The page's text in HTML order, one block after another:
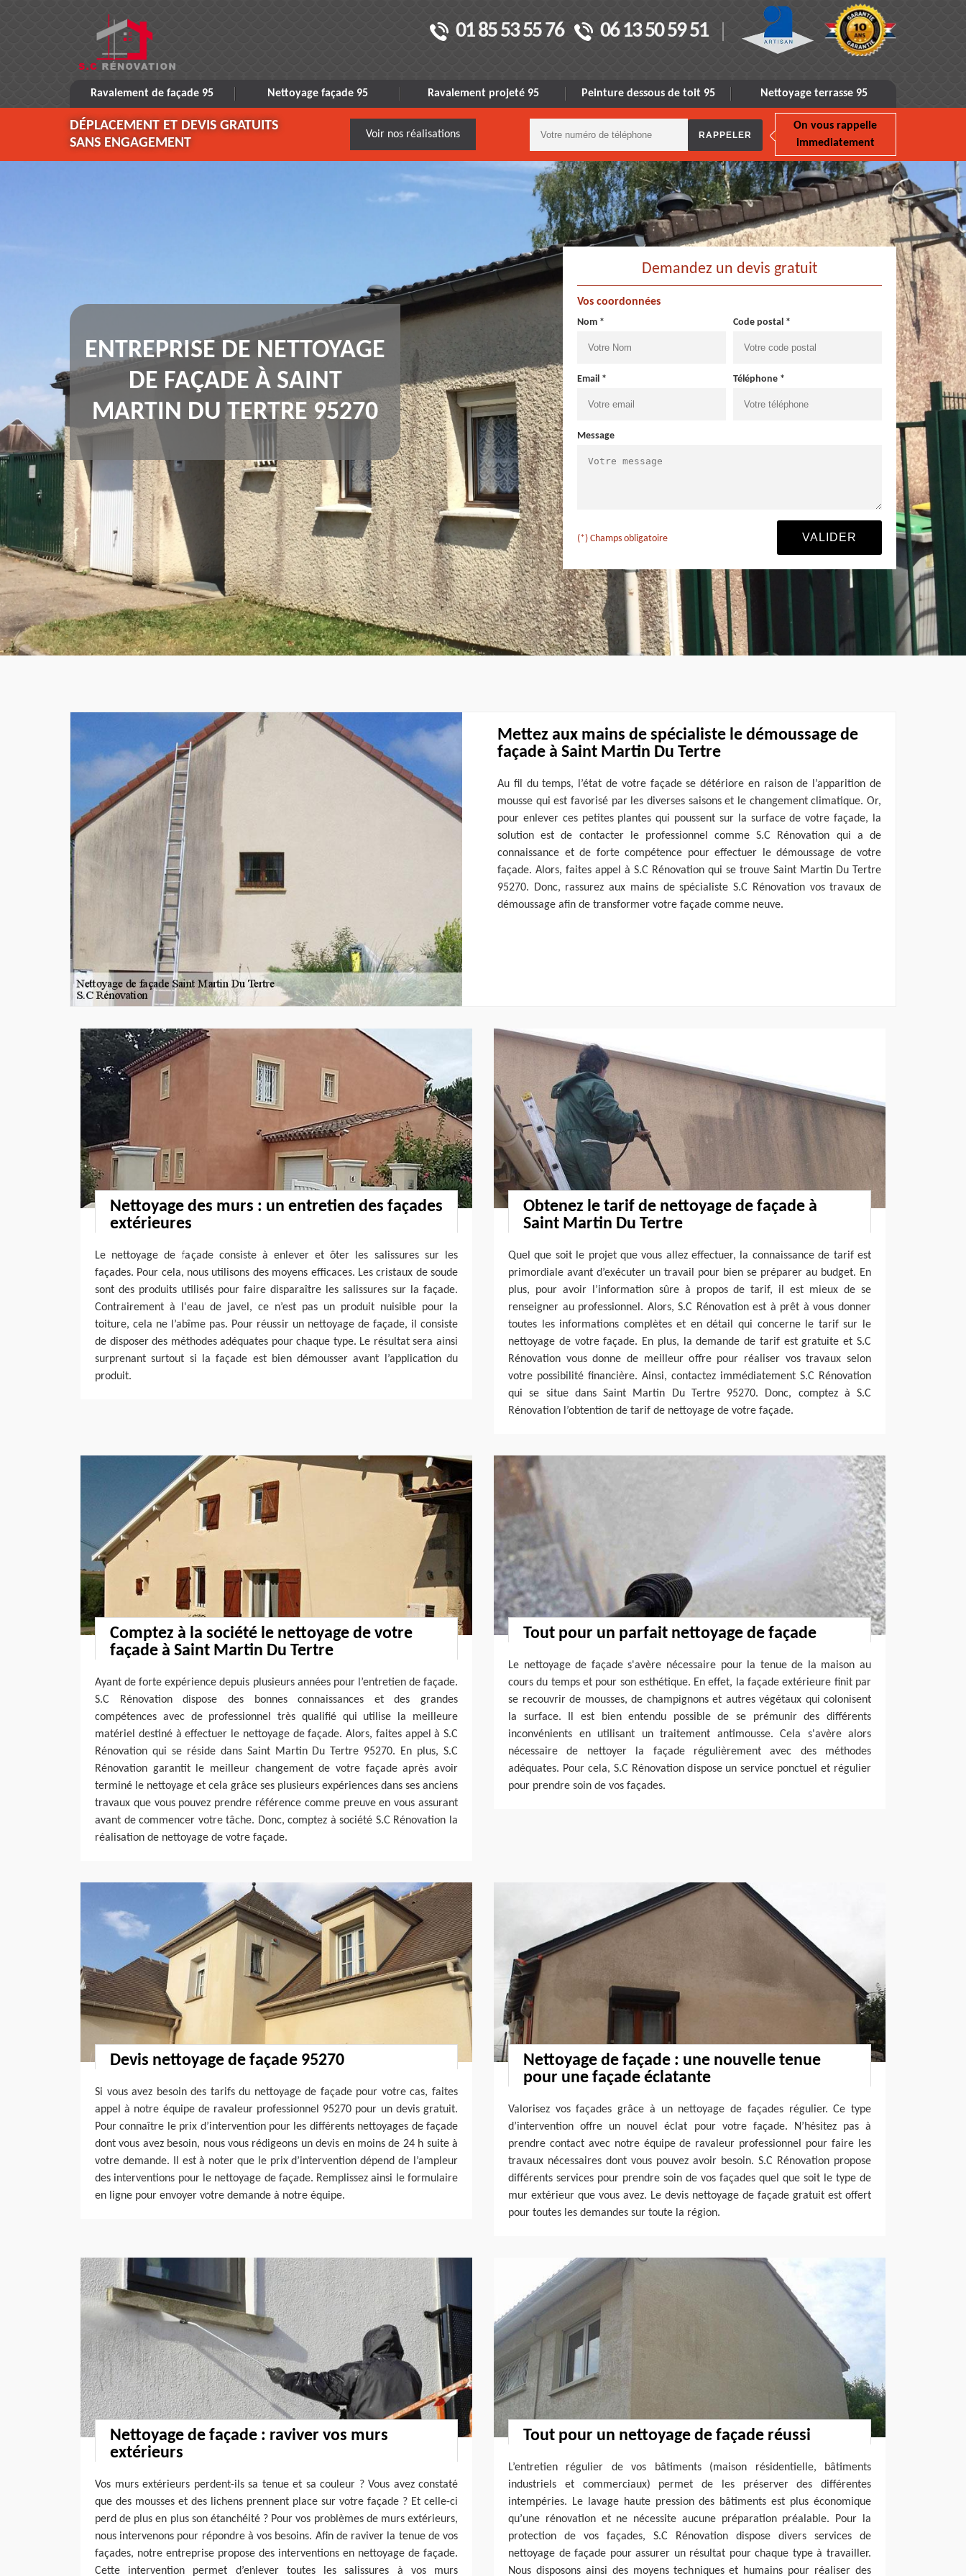
01 85 53 55 76 06 13 50 59 51
Ravalement de façade 95 Nettoyage façade 95 Ravalement projeté 95 Peinture dessous de toit 95 Nettoyage terrasse 95
DÉPLACEMENT ET DEVIS GRATUITS
SANS ENGAGEMENT
Voir nos réalisations
On vous rappelle
immediatement
ENTREPRISE DE NETTOYAGE
DE FAÇADE À SAINT
MARTIN DU TERTRE 95270
Demandez un devis gratuit
Vos coordonnées
Nom * Code postal *
Email * Téléphone *
Message
(*) Champs obligatoire
Mettez aux mains de spécialiste le démoussage de
façade à Saint Martin Du Tertre
Au fil du temps, l’état de votre façade se détériore en raison de l’apparition de
mousse qui est favorisé par les diverses saisons et le changement climatique. Or,
pour enlever ces petites plantes qui poussent sur la surface de votre façade, la
solution est de contacter le professionnel comme S.C Rénovation qui a de
connaissance et de forte compétence pour effectuer le démoussage de votre
façade. Alors, faites appel à S.C Rénovation qui se trouve Saint Martin Du Tertre
95270. Donc, rassurez aux mains de spécialiste S.C Rénovation vos travaux de
démoussage afin de transformer votre façade comme neuve.
Nettoyage des murs : un entretien des façades
extérieures
Le nettoyage de façade consiste à enlever et ôter les salissures sur les
façades. Pour cela, nous utilisons des moyens efficaces. Les cristaux de soude
sont des produits utilisés pour faire disparaître les salissures sur la façade.
Contrairement à l'eau de javel, ce n’est pas un produit nuisible pour la
toiture, cela ne l’abîme pas. Pour réussir un nettoyage de façade, il consiste
de disposer des méthodes adéquates pour chaque type. Le résultat sera ainsi
surprenant surtout si la façade est bien démousser avant l’application du
produit.
Obtenez le tarif de nettoyage de façade à
Saint Martin Du Tertre
Quel que soit le projet que vous allez effectuer, la connaissance de tarif est
primordiale avant d’exécuter un travail pour bien se préparer au budget. En
plus, pour avoir l’information sûre à propos de tarif, il est mieux de se
renseigner au professionnel. Alors, S.C Rénovation est à prêt à vous donner
toutes les informations complètes et en détail qui concerne le tarif sur le
nettoyage de votre façade. En plus, la demande de tarif est gratuite et S.C
Rénovation vous donne de meilleur offre pour réaliser vos travaux selon
votre possibilité financière. Ainsi, contactez immédiatement S.C Rénovation
qui se situe dans Saint Martin Du Tertre 95270. Donc, comptez à S.C
Rénovation l’obtention de tarif de nettoyage de votre façade.
Comptez à la société le nettoyage de votre
façade à Saint Martin Du Tertre
Ayant de forte expérience depuis plusieurs années pour l’entretien de façade.
S.C Rénovation dispose des bonnes connaissances et des grandes
compétences avec de professionnel très qualifié qui utilise la meilleure
matériel destiné à effectuer le nettoyage de façade. Alors, faites appel à S.C
Rénovation qui se réside dans Saint Martin Du Tertre 95270. En plus, S.C
Rénovation garantit le meilleur changement de votre façade après avoir
terminé le nettoyage et cela grâce ses plusieurs expériences dans ses anciens
travaux que vous pouvez prendre référence comme preuve en vous assurant
avant de commencer votre tâche. Donc, comptez à société S.C Rénovation la
réalisation de nettoyage de votre façade.
Tout pour un parfait nettoyage de façade
Le nettoyage de façade s'avère nécessaire pour la tenue de la maison au
cours du temps et pour son esthétique. En effet, la façade extérieure finit par
se recouvrir de mousses, de champignons et autres végétaux qui colonisent
la surface. Il est bien entendu possible de se prémunir des différents
inconvénients en utilisant un traitement antimousse. Cela s'avère alors
nécessaire de nettoyer la façade régulièrement avec des méthodes
adéquates. Pour cela, S.C Rénovation dispose un service ponctuel et régulier
pour prendre soin de vos façades.
Devis nettoyage de façade 95270
Si vous avez besoin des tarifs du nettoyage de façade pour votre cas, faites
appel à notre équipe de ravaleur professionnel 95270 pour un devis gratuit.
Pour connaître le prix d’intervention pour les différents nettoyages de façade
dont vous avez besoin, nous vous rédigeons un devis en moins de 24 h suite à
votre demande. Il est à noter que le prix d’intervention dépend de l’ampleur
des interventions pour le nettoyage de façade. Remplissez ainsi le formulaire
en ligne pour envoyer votre demande à notre équipe.
Nettoyage de façade : une nouvelle tenue
pour une façade éclatante
Valorisez vos façades grâce à un nettoyage de façades régulier. Ce type
d’intervention offre un nouvel éclat pour votre façade. N’hésitez pas à
prendre contact avec notre équipe de ravaleur professionnel pour faire les
travaux nécessaires dont vous pouvez avoir besoin. S.C Rénovation propose
différents services pour prendre soin de vos façades quel que soit le type de
mur extérieur que vous avez. Le devis nettoyage de façade gratuit est offert
pour toutes les demandes sur toute la région.
Nettoyage de façade : raviver vos murs
extérieurs
Vos murs extérieurs perdent-ils sa tenue et sa couleur ? Vous avez constaté
que des mousses et des lichens prennent place sur votre façade ? Et celle-ci
perd de plus en plus son étanchéité ? Pour vos problèmes de murs extérieurs,
nous intervenons pour répondre à vos besoins. Afin de raviver la tenue de vos
façades, notre entreprise propose des interventions en nettoyage de façade.
Cette intervention permet d’enlever toutes les salissures à vos murs
Tout pour un nettoyage de façade réussi
L’entretien régulier de vos bâtiments (maison résidentielle, bâtiments
industriels et commerciaux) permet de les préserver des différentes
intempéries. Le lavage haute pression des bâtiments est plus économique
qu’une rénovation et ne nécessite aucune préparation préalable. Pour la
protection de vos façades, S.C Rénovation dispose divers services de
nettoyage de façade pour assurer un résultat pour chaque type à travailler.
Nous disposons ainsi des moyens techniques et humains pour réaliser des